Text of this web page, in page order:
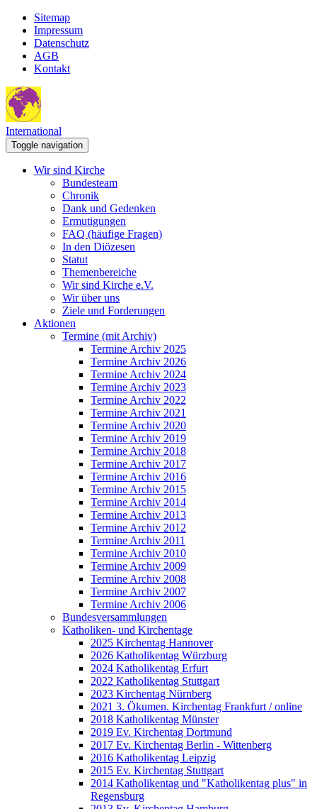
Sitemap
Impressum
Datenschutz
AGB
Kontakt
International
Toggle navigation
Wir sind Kirche
Bundesteam
Chronik
Dank und Gedenken
Ermutigungen
FAQ (häufige Fragen)
In den Diözesen
Statut
Themenbereiche
Wir sind Kirche e.V.
Wir über uns
Ziele und Forderungen
Aktionen
Termine (mit Archiv)
Termine Archiv 2025
Termine Archiv 2026
Termine Archiv 2024
Termine Archiv 2023
Termine Archiv 2022
Termine Archiv 2021
Termine Archiv 2020
Termine Archiv 2019
Termine Archiv 2018
Termine Archiv 2017
Termine Archiv 2016
Termine Archiv 2015
Termine Archiv 2014
Termine Archiv 2013
Termine Archiv 2012
Termine Archiv 2011
Termine Archiv 2010
Termine Archiv 2009
Termine Archiv 2008
Termine Archiv 2007
Termine Archiv 2006
Bundesversammlungen
Katholiken- und Kirchentage
2025 Kirchentag Hannover
2026 Katholikentag Würzburg
2024 Katholikentag Erfurt
2022 Katholikentag Stuttgart
2023 Kirchentag Nürnberg
2021 3. Ökumen. Kirchentag Frankfurt / online
2018 Katholikentag Münster
2019 Ev. Kirchentag Dortmund
2017 Ev. Kirchentag Berlin - Wittenberg
2016 Katholikentag Leipzig
2015 Ev. Kirchentag Stuttgart
2014 Katholikentag und "Katholikentag plus" in
Regensburg